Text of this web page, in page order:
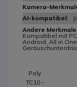
Kompatibel mit
Android, All in
Poly
TC10 -